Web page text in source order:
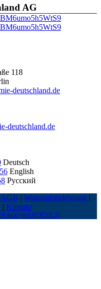
AG
118
deutschland.de
deutschland.de
Deutsch
English
Русский
AGB | Widerrufsbelehrung |
| Kontakt
WEBDESIGN